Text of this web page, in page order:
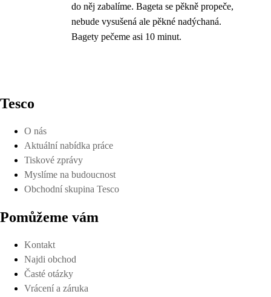
do něj zabalíme. Bageta se pěkně propeče,
nebude vysušená ale pěkné nadýchaná.
Bagety pečeme asi 10 minut.
Tesco
O nás
Aktuální nabídka práce
Tiskové zprávy
Myslíme na budoucnost
Obchodní skupina Tesco
Pomůžeme vám
Kontakt
Najdi obchod
Časté otázky
Vrácení a záruka